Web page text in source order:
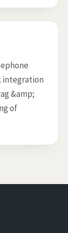
integration
&amp;
of